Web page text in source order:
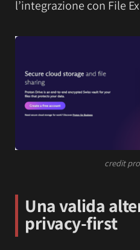
l’integrazione con File
credit
Una valida
privacy-first